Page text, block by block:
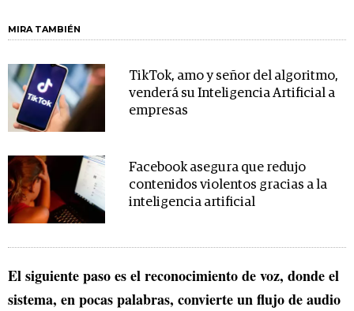
MIRA TAMBIÉN
TikTok, amo y señor del algoritmo,
venderá su Inteligencia Artificial a
empresas
Facebook asegura que redujo
contenidos violentos gracias a la
inteligencia artificial
El siguiente paso es el reconocimiento de voz, donde el
sistema, en pocas palabras, convierte un flujo de audio